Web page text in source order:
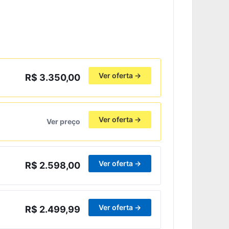
R$ 3.350,00 Ver oferta →
Ver preço Ver oferta →
R$ 2.598,00 Ver oferta →
R$ 2.499,99 Ver oferta →